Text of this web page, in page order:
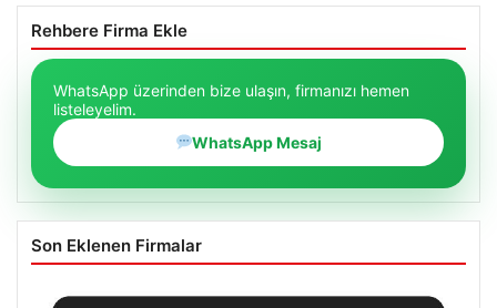
Rehbere Firma Ekle
WhatsApp üzerinden bize ulaşın, firmanızı hemen
listeleyelim.
WhatsApp Mesaj
Son Eklenen Firmalar